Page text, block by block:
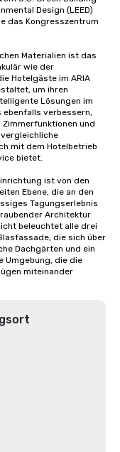
Design (LEED)
das Kongresszentrum
Materialien ist das
wie der
Hotelgäste im ARIA
um ihren
Lösungen im
ebenfalls verbessern,
und
mit dem Hotelbetrieb
bietet.
ist von den
Ebene, die an den
Tagungserlebnis
Architektur
beleuchtet alle drei
die sich über
Dachgärten und ein
Umgebung, die die
miteinander